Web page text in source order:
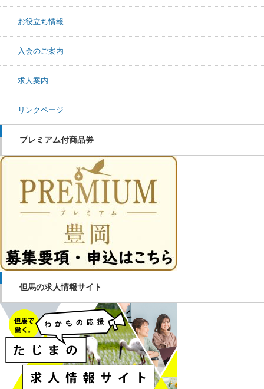
お役立ち情報
入会のご案内
求人案内
リンクページ
プレミアム付商品券
但馬の求人情報サイト